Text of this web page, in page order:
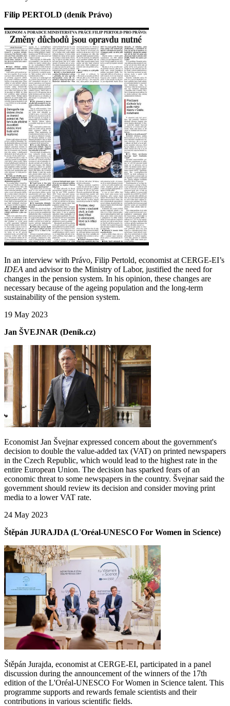
Filip PERTOLD (deník Právo)
In an interview with Právo, Filip Pertold, economist at CERGE-EI’s
IDEA and advisor to the Ministry of Labor, justified the need for
changes in the pension system. In his opinion, these changes are
necessary because of the ageing population and the long-term
sustainability of the pension system.
19 May 2023
Jan ŠVEJNAR (Deník.cz)
Economist Jan Švejnar expressed concern about the government's
decision to double the value-added tax (VAT) on printed newspapers
in the Czech Republic, which would lead to the highest rate in the
entire European Union. The decision has sparked fears of an
economic threat to some newspapers in the country. Švejnar said the
government should review its decision and consider moving print
media to a lower VAT rate.
24 May 2023
Štěpán JURAJDA (L'Oréal-UNESCO For Women in Science)
Štěpán Jurajda, economist at CERGE-EI, participated in a panel
discussion during the announcement of the winners of the 17th
edition of the L'Oréal-UNESCO For Women in Science talent. This
programme supports and rewards female scientists and their
contributions in various scientific fields.